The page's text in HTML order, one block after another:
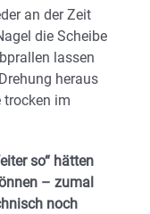
an der Zeit
die Scheibe
lassen
heraus
trocken im
so“ hätten
– zumal
noch